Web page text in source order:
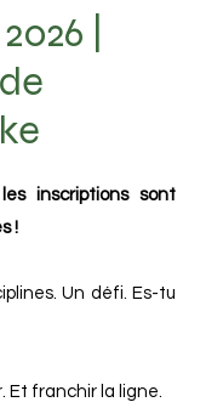
|
inscriptions sont
!
Un défi. Es-tu
Et franchir la ligne.